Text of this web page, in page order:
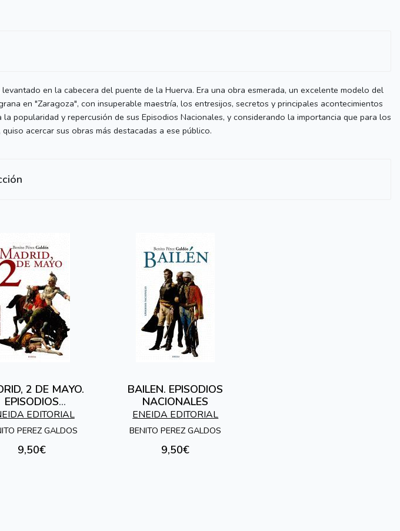
en la cabecera del puente de la Huerva. Era una obra esmerada, un excelente modelo del
en "Zaragoza", con insuperable maestría, los entresijos, secretos y principales acontecimientos
popularidad y repercusión de sus Episodios Nacionales, y considerando la importancia que para los
acercar sus obras más destacadas a ese público.
2 DE MAYO.
EPISODIOS
EDITORIAL
PEREZ GALDOS
9,50€
BAILEN. EPISODIOS
NACIONALES
ENEIDA EDITORIAL
BENITO PEREZ GALDOS
9,50€